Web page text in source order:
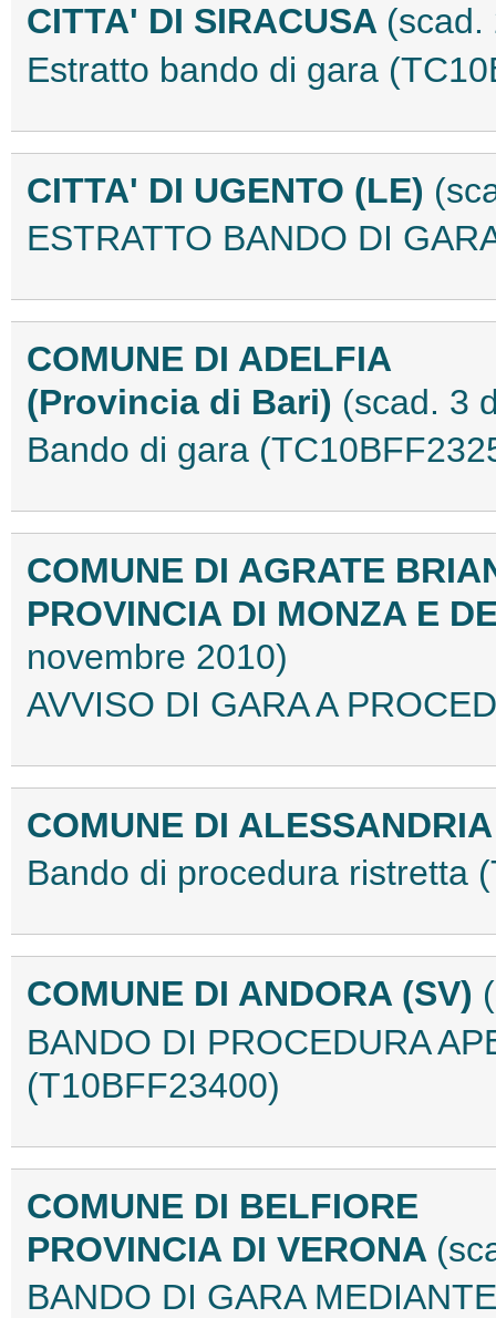
CITTA' DI SIRACUSA (scad.
Estratto bando di gara
CITTA' DI UGENTO (LE)
ESTRATTO BANDO DI
COMUNE DI ADELFIA
(Provincia di Bari) (scad. 3
Bando di gara
COMUNE DI AGRATE
PROVINCIA DI MONZA E
novembre 2010)
AVVISO DI GARA A
COMUNE DI
Bando di procedura ristretta
COMUNE DI ANDORA (SV)
BANDO DI PROCEDURA
(T10BFF23400)
COMUNE DI BELFIORE
PROVINCIA DI VERONA
BANDO DI GARA